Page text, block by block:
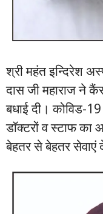
श्री महंत इन्दिरेश
दास जी महाराज ने
बधाई दी। कोविड-19
डाॅक्टरों व स्टाफ का
बेहतर से बेहतर सेवाएं